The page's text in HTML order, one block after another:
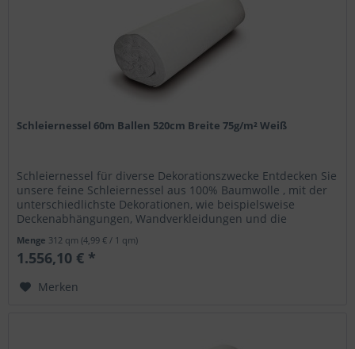
Schleiernessel 60m Ballen 520cm Breite 75g/m² Weiß
Schleiernessel für diverse Dekorationszwecke Entdecken Sie
unsere feine Schleiernessel aus 100% Baumwolle , mit der
unterschiedlichste Dekorationen, wie beispielsweise
Deckenabhängungen, Wandverkleidungen und die
Menge 312 qm(4,99 € / 1 qm)
1.556,10 € *
Merken